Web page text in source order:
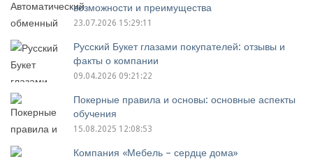
возможности и преимущества
23.07.2026 15:29:11
Русский Букет глазами покупателей: отзывы и
факты о компании
09.04.2026 09:21:22
Покерные правила и основы: основные аспекты
обучения
15.08.2025 12:08:53
Компания «Мебель – сердце дома»